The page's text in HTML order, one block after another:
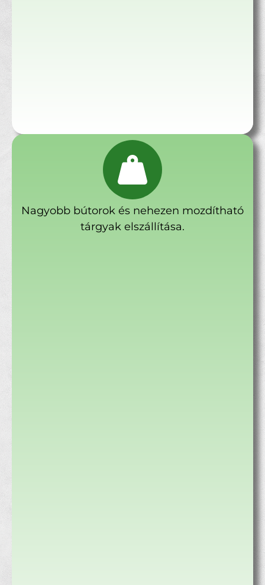
Nagyobb bútorok és nehezen mozdítható
tárgyak elszállítása.